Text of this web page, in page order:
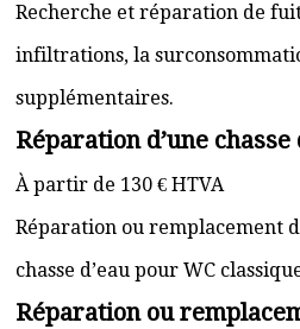
Recherche et réparation de
infiltrations, la
supplémentaires.
Réparation d’une chasse
À partir de 130 € HTVA
Réparation ou remplacement
chasse d’eau pour WC
Réparation ou